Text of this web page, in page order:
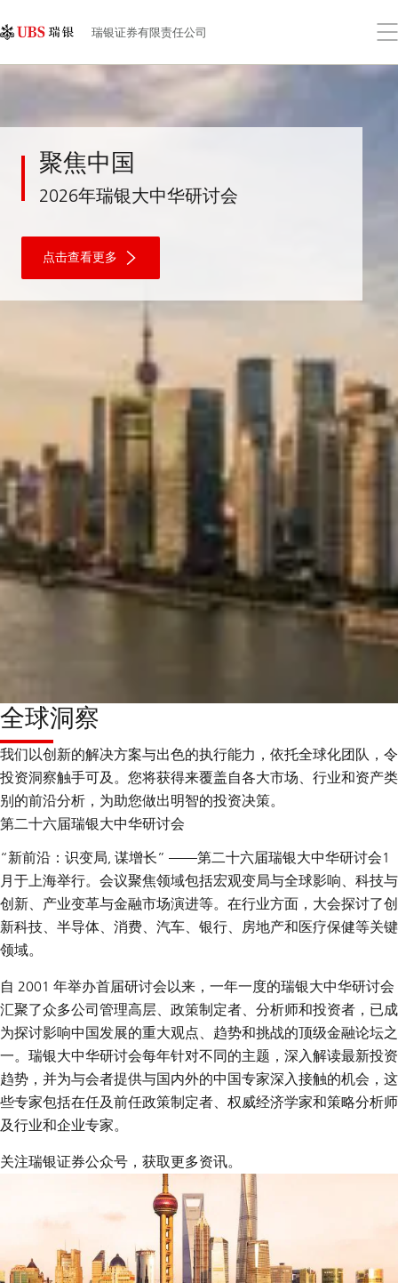
Area
瑞银证券有限责任公司
打
菜
聚
焦
国
聚焦中国
2026年瑞银大中华研讨会
点击查看更多
全球洞察
我们以创新的解决方案与出色的执行能力，依托全球化团队，令
投资洞察触手可及。您将获得来覆盖自各大市场、行业和资产类
别的前沿分析，为助您做出明智的投资决策。
第二十六届瑞银大中华研讨会
“新前沿：识变局, 谋增长” ——第二十六届瑞银大中华研讨会1
月于上海举行。会议聚焦领域包括宏观变局与全球影响、科技与
创新、产业变革与金融市场演进等。在行业方面，大会探讨了创
新科技、半导体、消费、汽车、银行、房地产和医疗保健等关键
领域。
自 2001 年举办首届研讨会以来，一年一度的瑞银大中华研讨会
汇聚了众多公司管理高层、政策制定者、分析师和投资者，已成
为探讨影响中国发展的重大观点、趋势和挑战的顶级金融论坛之
一。瑞银大中华研讨会每年针对不同的主题，深入解读最新投资
趋势，并为与会者提供与国内外的中国专家深入接触的机会，这
些专家包括在任及前任政策制定者、权威经济学家和策略分析师
及行业和企业专家。
关注瑞银证券公众号，获取更多资讯。